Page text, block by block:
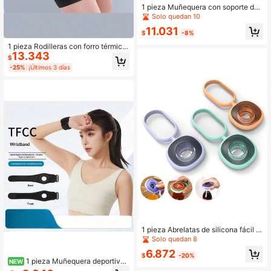
1 pieza Rodilleras con forro térmico
de invierno, mangas de rodilla grues
as y cálidas unisex
$13.343
-25% ¡Últimos 3 días
NEW 1 pieza Muñequera deportiva
1 pieza Muñequera con soporte de r
esorte y compresión para la vaina d
el tendón, protector de articulación
del pulgar liviano, transpirable y aju
Solo quedan 10
$11.031 -8%
1 pieza Abrelatas de silicona fácil d
e usar, abrebotellas, quitatapas de t
arro 3 en 1, abrebotellas de cervez
a/vino/bebida de prensa manual de
Solo quedan 8
$6.872 -20%